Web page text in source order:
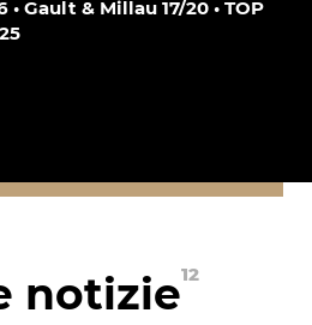
Gault & Millau 17/20 • TOP
notizie12